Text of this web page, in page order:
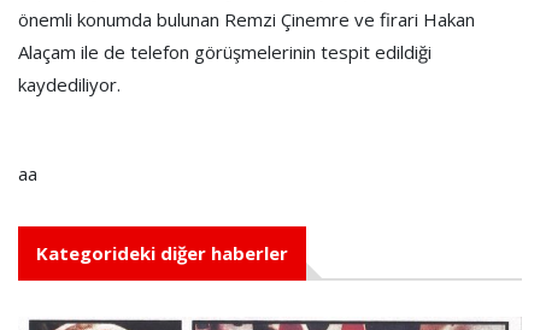
önemli konumda bulunan Remzi Çinemre ve firari Hakan
Alaçam ile de telefon görüşmelerinin tespit edildiği
kaydediliyor.
aa
Kategorideki diğer haberler